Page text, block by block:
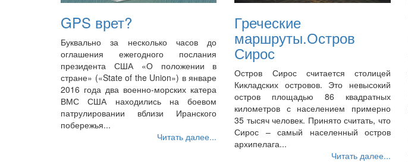
GPS врет?
Буквально за несколько часов до
оглашения ежегодного послания
президента США «О положении в
стране» («State of the Union») в январе
2016 года два военно-морских катера
ВМС США находились на боевом
патрулировании вблизи Иранского
побережья...
Читать далее...
Греческие
маршруты.Остров
Сирос
Остров Сирос считается столицей
Кикладских островов. Это невысокий
остров площадью 86 квадратных
километров с населением примерно
35 тысяч человек. Принято считать, что
Сирос – самый населенный остров
архипелага...
Читать далее...